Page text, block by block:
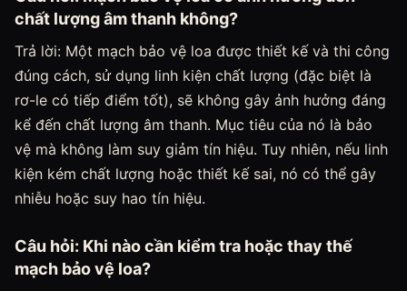
chất lượng âm thanh không?
Trả lời: Một mạch bảo vệ loa được thiết kế và thi công
đúng cách, sử dụng linh kiện chất lượng (đặc biệt là
rơ-le có tiếp điểm tốt), sẽ không gây ảnh hưởng đáng
kể đến chất lượng âm thanh. Mục tiêu của nó là bảo
vệ mà không làm suy giảm tín hiệu. Tuy nhiên, nếu linh
kiện kém chất lượng hoặc thiết kế sai, nó có thể gây
nhiễu hoặc suy hao tín hiệu.
Câu hỏi: Khi nào cần kiểm tra hoặc thay thế
mạch bảo vệ loa?